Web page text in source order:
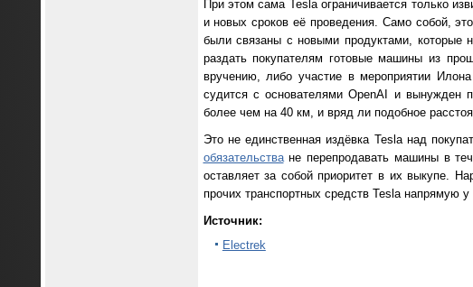
При этом сама Tesla ограничивается только
и новых сроков её проведения. Само собой,
были связаны с новыми продуктами, которые
раздать покупателям готовые машины из
вручению, либо участие в мероприятии
судится с основателями OpenAI и вынужден
более чем на 40 км, и вряд ли подобное
Это не единственная издёвка Tesla над
обязательстване перепродавать машины в
оставляет за собой приоритет в их выкупе.
прочих транспортных средств Tesla напрямую
Источник:
Electrek